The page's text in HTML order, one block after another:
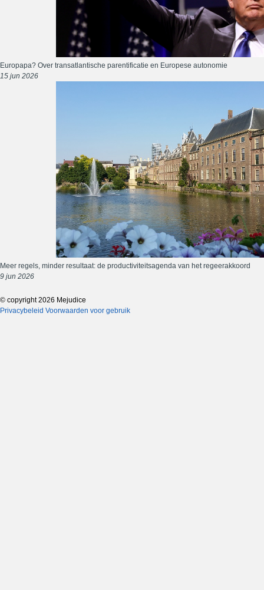
Europapa? Over transatlantische parentificatie en Europese autonomie
15 jun 2026
Meer regels, minder resultaat: de productiviteitsagenda van het regeerakkoord
9 jun 2026
© copyright 2026 Mejudice
Privacybeleid Voorwaarden voor gebruik